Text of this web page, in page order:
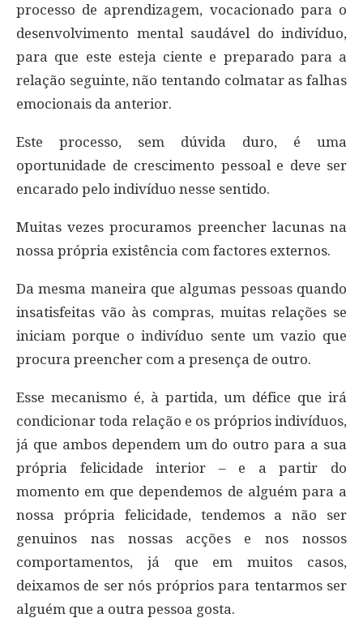
processo de aprendizagem, vocacionado para o
desenvolvimento mental saudável do indivíduo,
para que este esteja ciente e preparado para a
relação seguinte, não tentando colmatar as falhas
emocionais da anterior.
Este processo, sem dúvida duro, é uma
oportunidade de crescimento pessoal e deve ser
encarado pelo indivíduo nesse sentido.
Muitas vezes procuramos preencher lacunas na
nossa própria existência com factores externos.
Da mesma maneira que algumas pessoas quando
insatisfeitas vão às compras, muitas relações se
iniciam porque o indivíduo sente um vazio que
procura preencher com a presença de outro.
Esse mecanismo é, à partida, um défice que irá
condicionar toda relação e os próprios indivíduos,
já que ambos dependem um do outro para a sua
própria felicidade interior – e a partir do
momento em que dependemos de alguém para a
nossa própria felicidade, tendemos a não ser
genuinos nas nossas acções e nos nossos
comportamentos, já que em muitos casos,
deixamos de ser nós próprios para tentarmos ser
alguém que a outra pessoa gosta.